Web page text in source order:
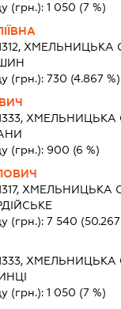
(грн.):1 050 (7 %)
ХМЕЛЬНИЦЬКА
(грн.):730 (4.867 %)
ХМЕЛЬНИЦЬКА
(грн.): 900 (6 %)
ХМЕЛЬНИЦЬКА
(грн.):7 540
ХМЕЛЬНИЦЬКА
(грн.):1 050 (7 %)